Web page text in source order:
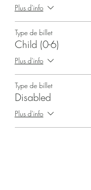
Plus d'info
Type de billet
Child (0-6)
Plus d'info
Type de billet
Disabled
Plus d'info